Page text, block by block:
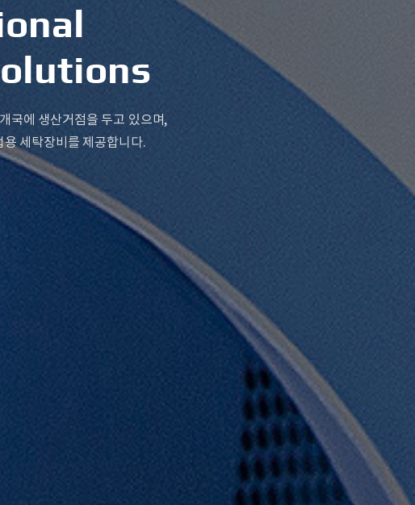
onal
olutions
국에 생산거점을 두고 있으며,
세탁장비를 제공합니다.